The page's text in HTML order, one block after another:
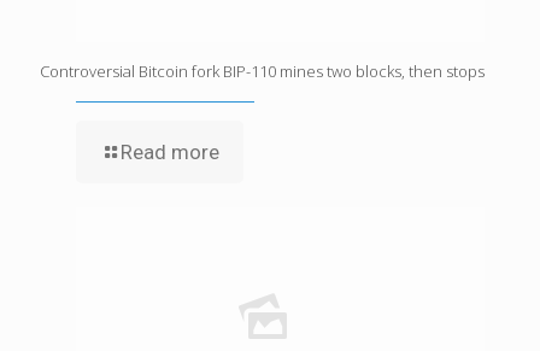
Controversial Bitcoin fork BIP-110 mines two blocks, then stops
Read more